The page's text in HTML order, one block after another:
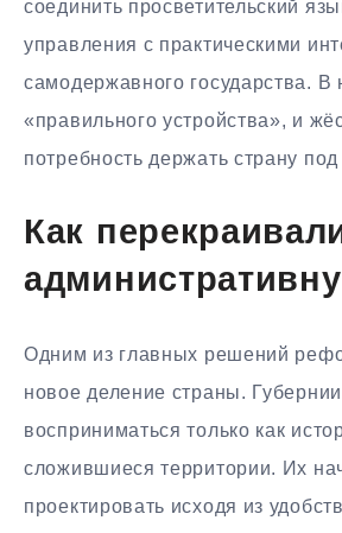
соединить просветительский
управления с практическими
самодержавного государства.
«правильного устройства», и
потребность держать страну
Как
Одним из главных решений
новое деление страны.
восприниматься только как
сложившиеся территории. Их
проектировать исходя из